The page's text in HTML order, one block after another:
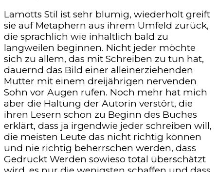
Lamotts Stil ist sehr blumig, wiederholt greift
sie auf Metaphern aus ihrem Umfeld zurück,
die sprachlich wie inhaltlich bald zu
langweilen beginnen. Nicht jeder möchte
sich zu allem, das mit Schreiben zu tun hat,
dauernd das Bild einer alleinerziehenden
Mutter mit einem dreijährigen nervenden
Sohn vor Augen rufen. Noch mehr hat mich
aber die Haltung der Autorin verstört, die
ihren Lesern schon zu Beginn des Buches
erklärt, dass ja irgendwie jeder schreiben will,
die meisten Leute das nicht richtig können
und nie richtig beherrschen werden, dass
Gedruckt Werden sowieso total überschätzt